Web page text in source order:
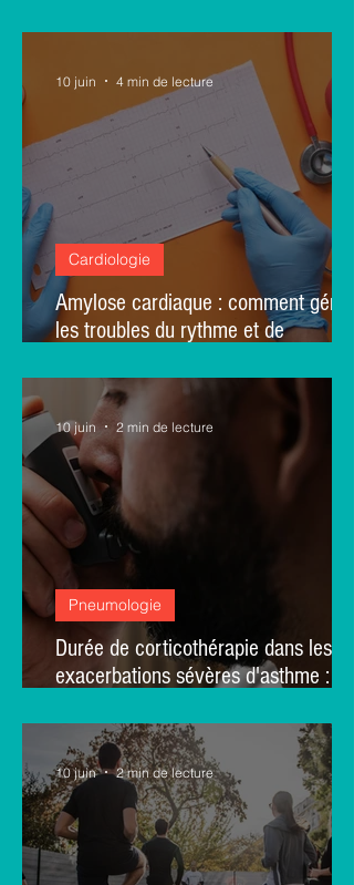
alimentaire – une étude randomisée
Amylose cardiaque : comment gérer
les troubles du rythme et de
d'experts français
Cardiologie
10 juin 4 min de lecture
Durée de corticothérapie dans les
exacerbations sévères d'asthme :
l'éosinophilie sanguine ? – une étude
ouverte, randomisée et bicentrique
Pneumologie
10 juin 2 min de lecture
10 juin 2 min de lecture